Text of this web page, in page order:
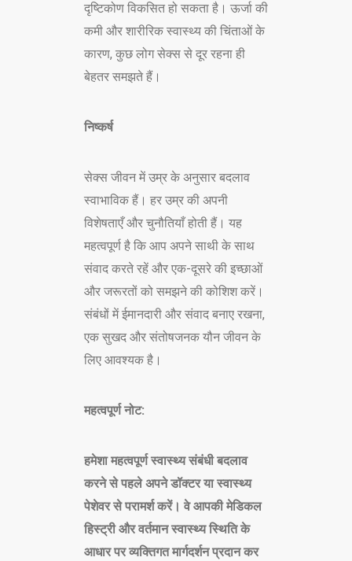
दृष्टिकोण विकसित हो सकता है। ऊर्जा की
कमी और शारीरिक स्वास्थ्य की चिंताओं के
कारण, कुछ लोग सेक्स से दूर रहना ही
बेहतर समझते हैं।
निष्कर्ष
सेक्स जीवन में उम्र के अनुसार बदलाव
स्वाभाविक हैं। हर उम्र की अपनी
विशेषताएँ और चुनौतियाँ होती हैं। यह
महत्वपूर्ण है कि आप अपने साथी के साथ
संवाद करते रहें और एक-दूसरे की इच्छाओं
और जरूरतों को समझने की कोशिश करें।
संबंधों में ईमानदारी और संवाद बनाए रखना,
एक सुखद और संतोषजनक यौन जीवन के
लिए आवश्यक है।
महत्वपूर्ण नोट:
हमेशा महत्वपूर्ण स्वास्थ्य संबंधी बदलाव
करने से पहले अपने डॉक्टर या स्वास्थ्य
पेशेवर से परामर्श करें। वे आपकी मेडिकल
हिस्ट्री और वर्तमान स्वास्थ्य स्थिति के
आधार पर व्यक्तिगत मार्गदर्शन प्रदान कर